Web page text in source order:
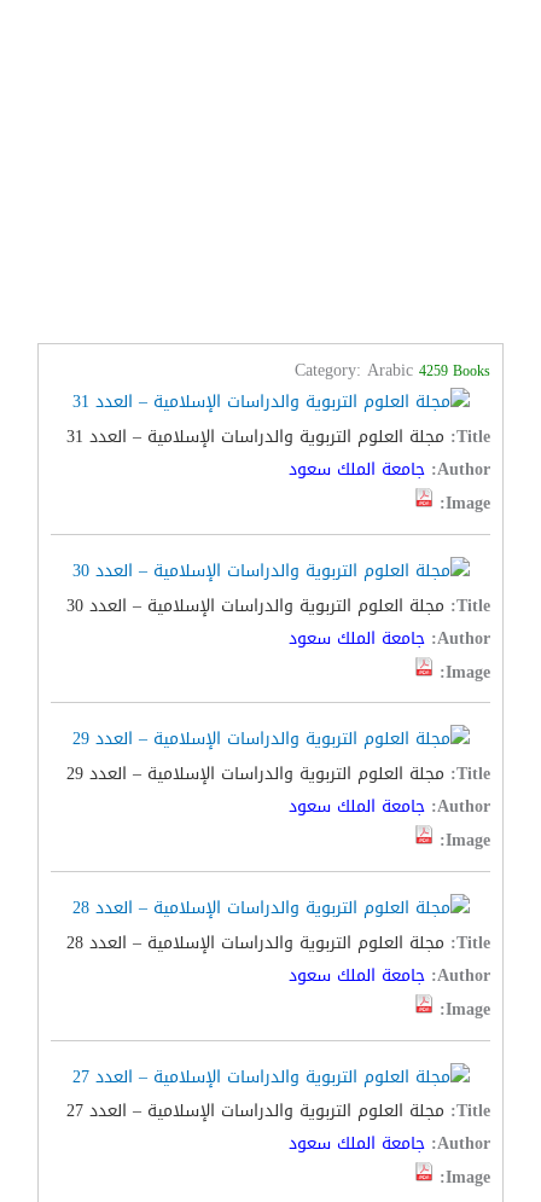
Category: Arabic 4259 Books
Title: مجلة العلوم التربوية والدراسات الإسلامية – العدد 31
Author: جامعة الملك سعود
Image:
Title: مجلة العلوم التربوية والدراسات الإسلامية – العدد 30
Author: جامعة الملك سعود
Image:
Title: مجلة العلوم التربوية والدراسات الإسلامية – العدد 29
Author: جامعة الملك سعود
Image:
Title: مجلة العلوم التربوية والدراسات الإسلامية – العدد 28
Author: جامعة الملك سعود
Image:
Title: مجلة العلوم التربوية والدراسات الإسلامية – العدد 27
Author: جامعة الملك سعود
Image: